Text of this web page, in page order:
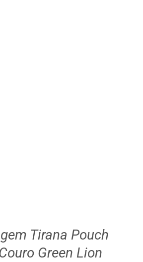
Tirana Pouch
Green Lion